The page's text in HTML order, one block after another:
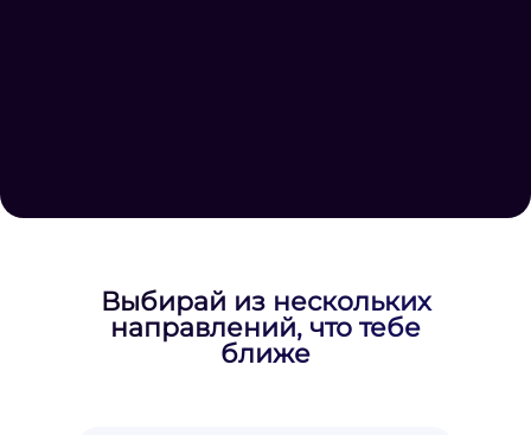
Выбирай из нескольких
направлений, что тебе
ближе